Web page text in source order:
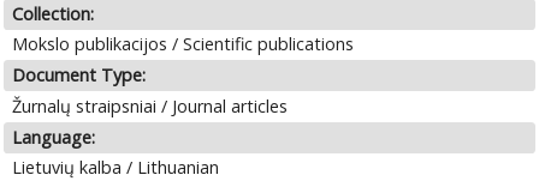
Collection:
Mokslo publikacijos / Scientific publications
Document Type:
Žurnalų straipsniai / Journal articles
Language:
Lietuvių kalba / Lithuanian